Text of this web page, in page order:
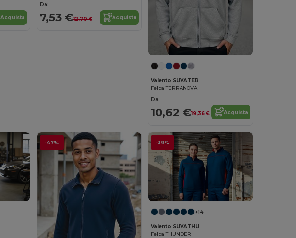
Acquista
Da:
7,53 €12,70 € Acquista
Valento SUVATER
Felpa TERRANOVA
Da:
10,62 €19,36 € Acquista
-47% -39%
+14
Valento SUVATHU
Felpa THUNDER